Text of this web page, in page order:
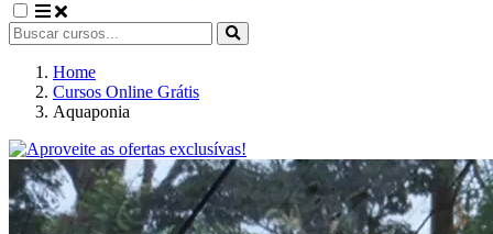
Home
Cursos Online Grátis
Aquaponia